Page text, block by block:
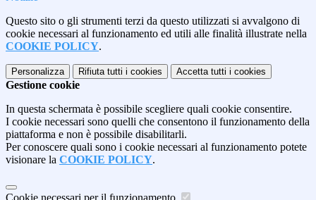
Questo sito o gli strumenti terzi da questo utilizzati si avvalgono di
cookie necessari al funzionamento ed utili alle finalità illustrate nella
COOKIE POLICY.
Personalizza Rifiuta tutti i cookies Accetta tutti i cookies
Gestione cookie
In questa schermata è possibile scegliere quali cookie consentire.
I cookie necessari sono quelli che consentono il funzionamento della
piattaforma e non è possibile disabilitarli.
Per conoscere quali sono i cookie necessari al funzionamento potete
visionare la COOKIE POLICY.